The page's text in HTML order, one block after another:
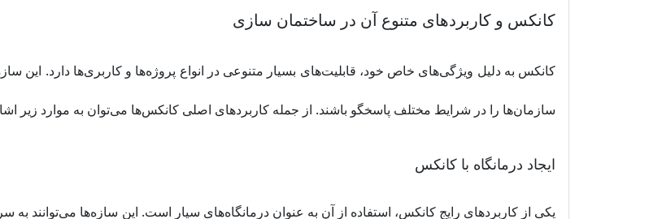
کانکس و کاربردهای متنوع آن در ساختمان سازی
کانکس به دلیل ویژگی‌های خاص خود، قابلیت‌های بسیار متنوعی در انواع پروژه‌ها و کاربری‌ها دارد. این
سازمان‌ها را در شرایط مختلف پاسخگو باشند. از جمله کاربردهای اصلی کانکس‌ها می‌توان به موارد زیر
ایجاد درمانگاه با کانکس
یکی از کاربردهای رایج کانکس، استفاده از آن به عنوان درمانگاه‌های سیار است. این سازه‌ها می‌توانند